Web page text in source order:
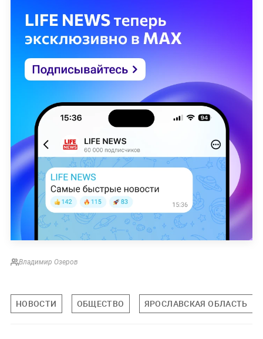
Владимир Озеров
НОВОСТИ ОБЩЕСТВО ЯРОСЛАВСКАЯ ОБЛАСТЬ